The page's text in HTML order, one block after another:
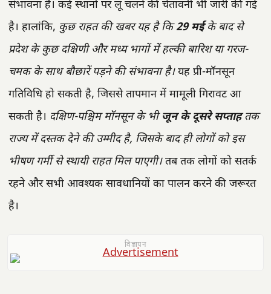
संभावना है। कई स्थानों पर लू चलने की चेतावनी भी जारी की गई
है। हालांकि, कुछ राहत की खबर यह है कि29 मईके बाद से
प्रदेश के कुछ दक्षिणी और मध्य भागों में हल्की बारिश या गरज-
चमक के साथ बौछारें पड़ने की संभावना है।यह प्री-मॉनसून
गतिविधि हो सकती है, जिससे तापमान में मामूली गिरावट आ
सकती है। दक्षिण-पश्चिम मॉनसून के भीजून के दूसरे सप्ताहतक
राज्य में दस्तक देने की उम्मीद है, जिसके बाद ही लोगों को इस
भीषण गर्मी से स्थायी राहत मिल पाएगी।तब तक लोगों को सतर्क
रहने और सभी आवश्यक सावधानियों का पालन करने की जरूरत
है।
विज्ञापन